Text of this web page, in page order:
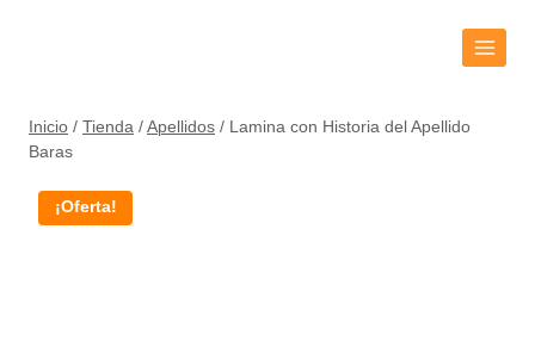
Inicio / Tienda / Apellidos / Lamina con Historia del Apellido
Baras
¡Oferta!